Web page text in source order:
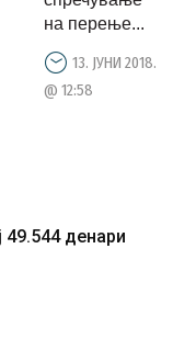
тероризам
на перење...
13. ЈУНИ 2018.
@ 12:58
49.544 денари